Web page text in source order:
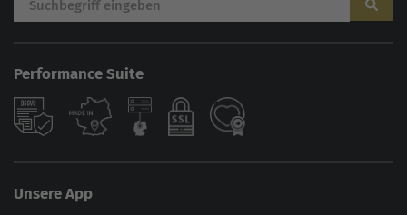
Performance Suite
Unsere App